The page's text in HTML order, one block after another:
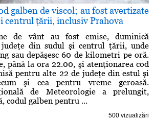
galben de viscol; au fost avertizate
centrul ţării, inclusiv Prahova
de vânt au fost emise, duminică
din sudul şi centrul ţării, unde
sau depăşesc 60 de kilometri pe oră.
până la ora 22.00, şi atenţionarea cod
pentru alte 22 de judeţe din estul şi
şi cea pentru vreme geroasă.
de Meteorologie a prelungit,
codul galben pentru ...
500 vizualizări